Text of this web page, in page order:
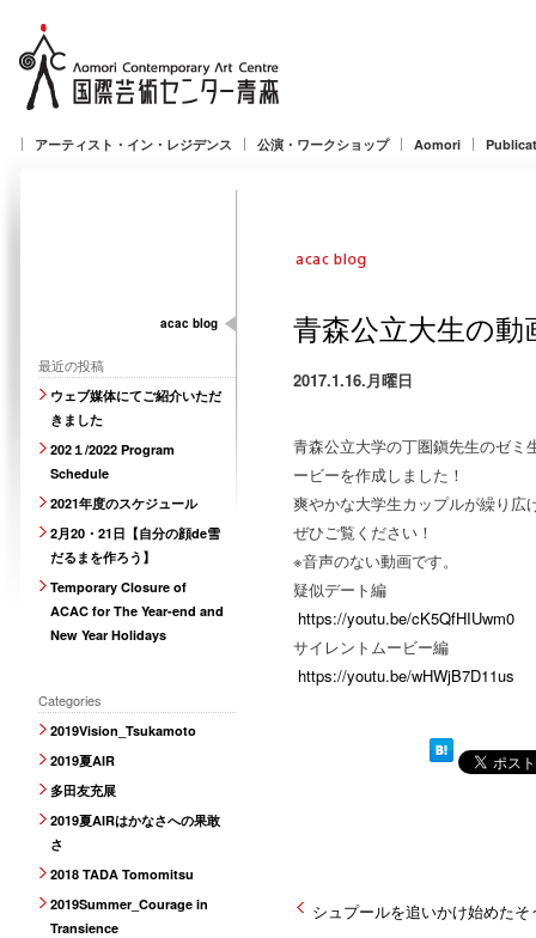
アーティスト・イン・レジデンス 公演・ワークショップ Aomori
青森公立大生の動
2017.1.16.月曜日
青森公立大学の丁圏鎭先生のゼミ
ービーを作成しました！
爽やかな大学生カップルが繰り広
ぜひご覧ください！
※音声のない動画です。
疑似デート編
https://youtu.be/cK5QfHIUwm0
サイレントムービー編
https://youtu.be/wHWjB7D11us
シュプールを追いかけ始めたそ
acac blog
最近の投稿
ウェブ媒体にてご紹介いただ
きました
202１/2022 Program
Schedule
2021年度のスケジュール
2月20・21日【自分の顔de雪
だるまを作ろう】
Temporary Closure of
ACAC for The Year-end and
New Year Holidays
Categories
2019Vision_Tsukamoto
2019夏AIR
多田友充展
2019夏AIRはかなさへの果敢
さ
2018 TADA Tomomitsu
2019Summer_Courage in
Transience